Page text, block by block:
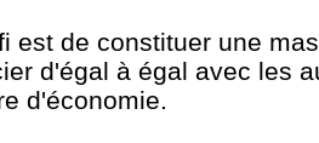
est de constituer une
d'égal à égal avec les
d'économie.